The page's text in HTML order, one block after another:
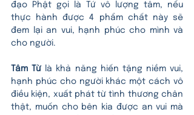
đạo Phật gọi là Tứ vô lượng tâm, nếu
thực hành được 4 phẩm chất này sẽ
đem lại an vui, hạnh phúc cho mình và
cho người.
Tâm Từ
là khả năng hiến tặng niềm vui,
hạnh phúc cho người khác một cách vô
điều kiện, xuất phát từ tình thương chân
thật, muốn cho bên kia được an vui mà